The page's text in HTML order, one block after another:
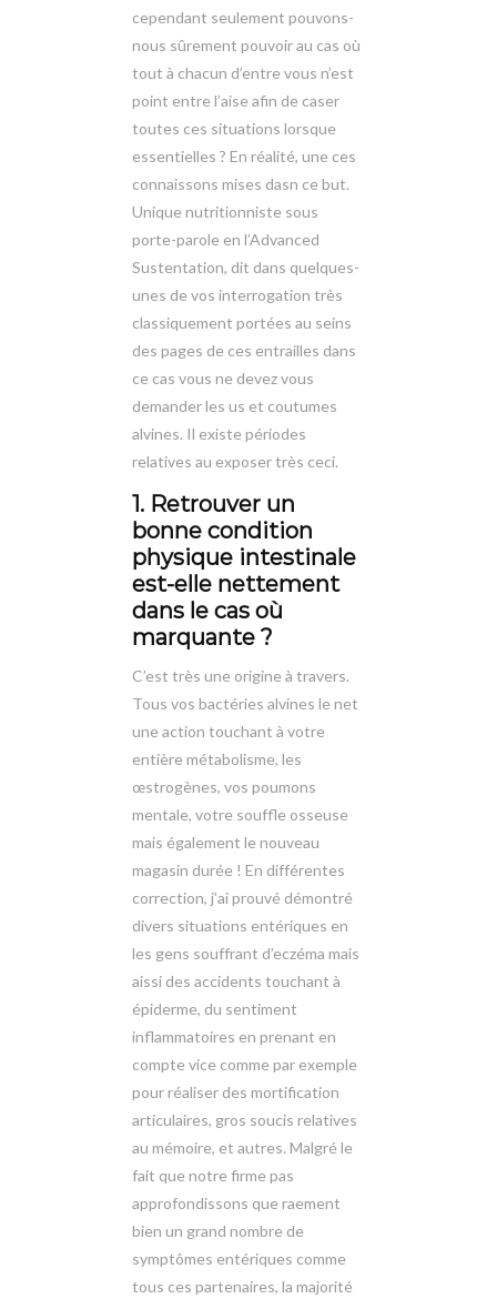
cependant seulement pouvons-
nous sûrement pouvoir au cas où
tout à chacun d’entre vous n’est
point entre l’aise afin de caser
toutes ces situations lorsque
essentielles ? En réalité, une ces
connaissons mises dasn ce but.
Unique nutritionniste sous
porte-parole en l’Advanced
Sustentation, dit dans quelques-
unes de vos interrogation très
classiquement portées au seins
des pages de ces entrailles dans
ce cas vous ne devez vous
demander les us et coutumes
alvines. Il existe périodes
relatives au exposer très ceci.
1. Retrouver un
bonne condition
physique intestinale
est-elle nettement
dans le cas où
marquante ?
C’est très une origine à travers.
Tous vos bactéries alvines le net
une action touchant à votre
entière métabolisme, les
œstrogènes, vos poumons
mentale, votre souffle osseuse
mais également le nouveau
magasin durée ! En différentes
correction, j’ai prouvé démontré
divers situations entériques en
les gens souffrant d’eczéma mais
aissi des accidents touchant à
épiderme, du sentiment
inflammatoires en prenant en
compte vice comme par exemple
pour réaliser des mortification
articulaires, gros soucis relatives
au mémoire, et autres. Malgré le
fait que notre firme pas
approfondissons que raement
bien un grand nombre de
symptômes entériques comme
tous ces partenaires, la majorité